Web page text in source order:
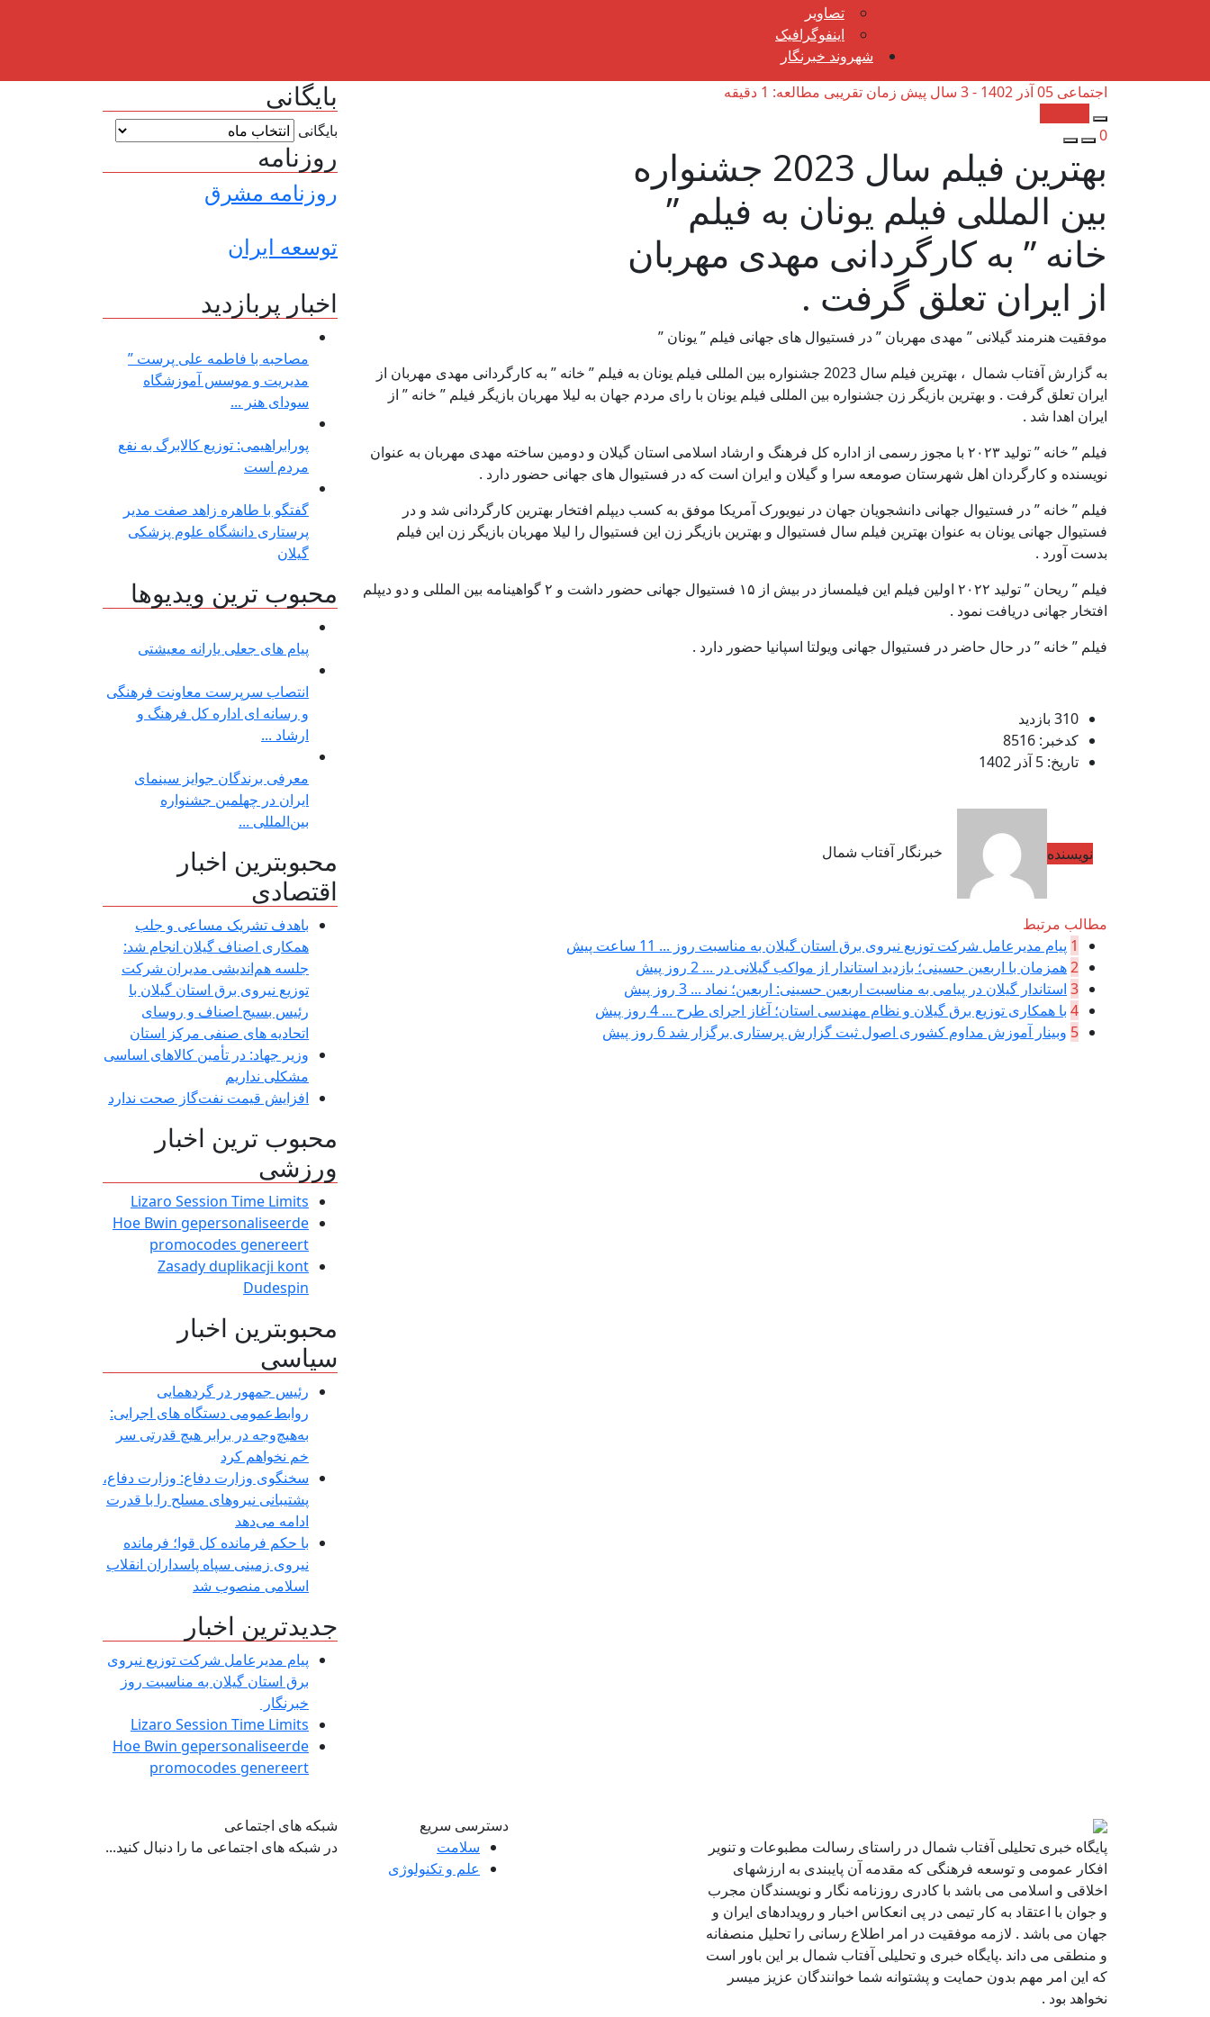
تصاویر
اینفوگرافیک
شهروند خبرنگار
اجتماعی 05 آذر 1402 - 3 سال پیش
زمان تقریبی مطالعه: 1 دقیقه
0
بهترین فیلم سال 2023 جشنواره
بین المللی فیلم یونان به فیلم ”
خانه ” به کارگردانی مهدی مهربان
از ایران تعلق گرفت .
موفقیت هنرمند گیلانی ” مهدی مهربان ” در فستیوال های جهانی فیلم ” یونان ”
به گزارش آفتاب شمال ، بهترین فیلم سال 2023 جشنواره بین المللی فیلم یونان به فیلم ” خانه ” به کارگردانی مهدی مهربان از
ایران تعلق گرفت . و بهترین بازیگر زن جشنواره بین المللی فیلم یونان با رای مردم جهان به لیلا مهربان بازیگر فیلم ” خانه ” از
ایران اهدا شد .
فیلم ” خانه ” تولید ۲۰۲۳ با مجوز رسمی از اداره کل فرهنگ و ارشاد اسلامی استان گیلان و دومین ساخته مهدی مهربان به عنوان
نویسنده و کارگردان اهل شهرستان صومعه سرا و گیلان و ایران است که در فستیوال های جهانی حضور دارد .
فیلم ” خانه ” در فستیوال جهانی دانشجویان جهان در نیویورک آمریکا موفق به کسب دیپلم افتخار بهترین کارگردانی شد و در
فستیوال جهانی یونان به عنوان بهترین فیلم سال فستیوال و بهترین بازیگر زن این فستیوال را لیلا مهربان بازیگر زن این فیلم
بدست آورد .
فیلم ” ریحان ” تولید ۲۰۲۲ اولین فیلم این فیلمساز در بیش از ۱۵ فستیوال جهانی حضور داشت و ۲ گواهینامه بین المللی و دو دیپلم
افتخار جهانی دریافت نمود .
فیلم ” خانه ” در حال حاضر در فستیوال جهانی ویولتا اسپانیا حضور دارد .
310 بازدید
کدخبر: 8516
تاریخ: 5 آذر 1402
نویسنده خبرنگار آفتاب شمال
مطالب مرتبط
1 پیام مدیرعامل شركت توزیع نیروی برق استان گیلان به مناسبت روز ... 11 ساعت پیش
2همزمان با اربعین حسینی؛ بازدید استاندار از مواکب گیلانی در ... 2 روز پیش
3 استاندار گیلان در پیامی به مناسبت اربعین حسینی: اربعین؛ نماد ... 3 روز پیش
4 با همکاری توزیع برق گیلان و نظام مهندسی استان؛ آغاز اجرای طرح ... 4 روز پیش
5 وبینار آموزش مداوم کشوری اصول ثبت گزارش پرستاری برگزار شد 6 روز پیش
بایگانی
بایگانی
روزنامه
روزنامه مشرق
توسعه ایران
اخبار پربازدید
مصاحبه با فاطمه علی پرست ”
مدیریت و موسس آموزشگاه
سودای هنر ...
پورابراهیمی: توزیع کالابرگ به نفع
مردم است
گفتگو با طاهره زاهد صفت مدیر
پرستاری دانشگاه علوم پزشکی
گیلان
محبوب ترین ویدیوها
پیام های جعلی یارانه معیشتی
انتصاب سرپرست معاونت فرهنگی
و رسانه ای اداره کل فرهنگ و
ارشاد ...
معرفی برندگان جوایز سینمای
ایران در چهلمین جشنواره
بین‌المللی ...
محبوبترین اخبار
اقتصادی
باهدف تشریک مساعی و جلب
همکاری اصناف گیلان انجام شد:
جلسه هم‌اندیشی مدیران شركت
توزیع نیروی برق استان گیلان با
رئیس بسیج اصناف و روسای
اتحادیه های صنفی مركز استان
وزیر جهاد: در تأمین کالاهای اساسی
مشکلی نداریم
افزایش قیمت نفت‌گاز صحت ندارد
محبوب ترین اخبار
ورزشی
Lizaro Session Time Limits
Hoe Bwin gepersonaliseerde
promocodes genereert
Zasady duplikacji kont
Dudespin
محبوبترین اخبار
سیاسی
رئیس جمهور در گردهمایی
روابط‌عمومی دستگاه های اجرایی:
به‌هیچ‌وجه در برابر هیچ قدرتی سر
خم نخواهم کرد
سخنگوی وزارت دفاع: وزارت دفاع،
پشتیبانی نیرو‌های مسلح را با قدرت
ادامه می‌دهد
با حکم فرمانده کل قوا؛ فرمانده
نیروی زمینی سپاه پاسداران انقلاب
اسلامی منصوب شد
جدیدترین اخبار
پیام مدیرعامل شركت توزیع نیروی
برق استان گیلان به مناسبت روز
خبرنگار ‌
Lizaro Session Time Limits
Hoe Bwin gepersonaliseerde
promocodes genereert
پایگاه خبری تحلیلی آفتاب شمال در راستای رسالت مطبوعات و تنویر
افکار عمومی و توسعه فرهنگی که مقدمه آن پایبندی به ارزشهای
اخلاقی و اسلامی می باشد با کادری روزنامه نگار و نویسندگان مجرب
و جوان با اعتقاد به کار تیمی در پی انعکاس اخبار و رویدادهای ایران و
جهان می باشد . لازمه موفقیت در امر اطلاع رسانی را تحلیل منصفانه
و منطقی می داند .پایگاه خبری و تحلیلی آفتاب شمال بر این باور است
که این امر مهم بدون حمایت و پشتوانه شما خوانندگان عزیز میسر
نخواهد بود .
دسترسی سریع
سلامت
علم و تکنولوژی
شبکه های اجتماعی
در شبکه های اجتماعی ما را دنبال کنید...